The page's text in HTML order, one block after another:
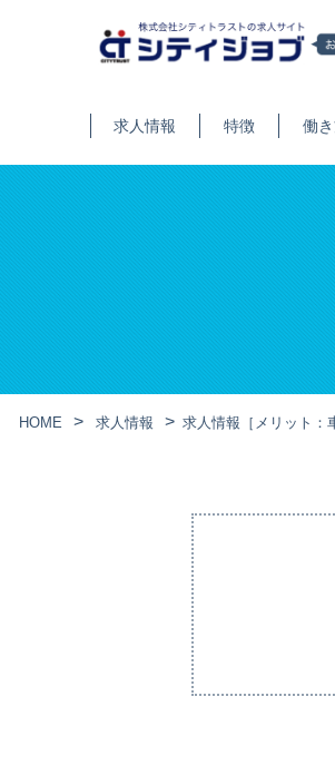
求人情報 特徴 働
HOME 求人情報 求人情報［メリット：